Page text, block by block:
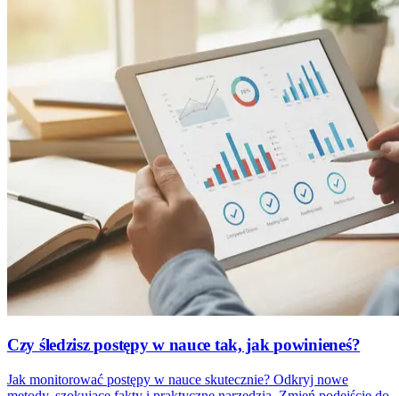
Czy śledzisz postępy w nauce tak, jak powinieneś?
Jak monitorować postępy w nauce skutecznie? Odkryj nowe